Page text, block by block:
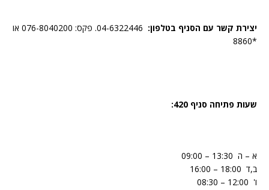
יצירת קשר עם הסניף בטלפון:
04-6322446. פקס: 076-8040200 או
*8860
שעות פתיחה סניף 420:
‏א – ה ‏ ‏13:30‏ – ‏09:00 ‏
‏ב,ד ‏ ‏18:00‏ – ‏16:00‏ ‏
‏ו' ‏ ‏12:00‏ – ‏08:30 ‏